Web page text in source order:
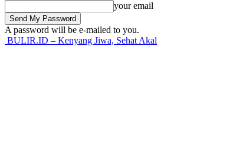
your email
A password will be e-mailed to you.
BULIR.ID – Kenyang Jiwa, Sehat Akal